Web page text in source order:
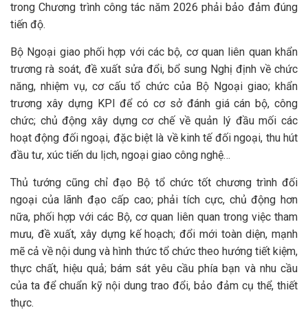
trong Chương trình công tác năm 2026 phải bảo đảm đúng
tiến độ.
Bộ Ngoại giao phối hợp với các bộ, cơ quan liên quan khẩn
trương rà soát, đề xuất sửa đổi, bổ sung Nghị định về chức
năng, nhiệm vụ, cơ cấu tổ chức của Bộ Ngoại giao; khẩn
trương xây dựng KPI để có cơ sở đánh giá cán bộ, công
chức; chủ động xây dựng cơ chế về quản lý đầu mối các
hoạt động đối ngoại, đặc biệt là về kinh tế đối ngoại, thu hút
đầu tư, xúc tiến du lịch, ngoại giao công nghệ…
Thủ tướng cũng chỉ đạo Bộ tổ chức tốt chương trình đối
ngoại của lãnh đạo cấp cao; phải tích cực, chủ động hơn
nữa, phối hợp với các Bộ, cơ quan liên quan trong việc tham
mưu, đề xuất, xây dựng kế hoạch; đổi mới toàn diện, mạnh
mẽ cả về nội dung và hình thức tổ chức theo hướng tiết kiệm,
thực chất, hiệu quả; bám sát yêu cầu phía bạn và nhu cầu
của ta để chuẩn kỹ nội dung trao đổi, bảo đảm cụ thể, thiết
thực.